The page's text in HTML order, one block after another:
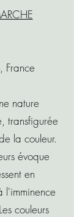
France
nature
transfigurée
la couleur.
évoque
en
l'imminence
couleurs